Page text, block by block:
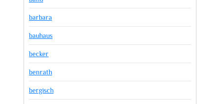
barbara
bauhaus
becker
benrath
bergisch